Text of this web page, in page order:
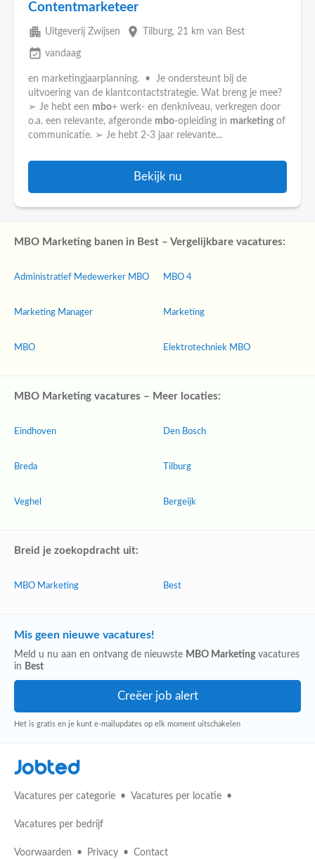
Contentmarketeer
apartment Uitgeverij Zwijsen place Tilburg, 21 km van Best
event_available vandaag
en marketingjaarplanning. • Je ondersteunt bij de
uitvoering van de klantcontactstrategie. Wat breng je mee?
➢ Je hebt een mbo+ werk- en denkniveau, verkregen door
o.a. een relevante, afgeronde mbo-opleiding in marketing of
communicatie. ➢ Je hebt 2-3 jaar relevante...
Bekijk nu
MBO Marketing banen in Best – Vergelijkbare vacatures:
Administratief Medewerker MBO
Marketing Manager
MBO
MBO 4
Marketing
Elektrotechniek MBO
MBO Marketing vacatures – Meer locaties:
Eindhoven
Breda
Veghel
Den Bosch
Tilburg
Bergeijk
Breid je zoekopdracht uit:
MBO Marketing Best
Mis geen nieuwe vacatures!
Meld u nu aan en ontvang de nieuwste MBO Marketingvacatures
in Best
Het is gratis en je kunt e-mailupdates op elk moment uitschakelen
Jobted
Vacatures per categorie Vacatures per locatie
Vacatures per bedrijf
Voorwaarden Privacy Contact